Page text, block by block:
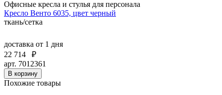
Офисные кресла и стулья для персонала
Кресло Венто 6035, цвет черный
ткань/сетка
доставка от 1 дня
22 714
₽
арт. 7012361
В корзину
Похожие товары